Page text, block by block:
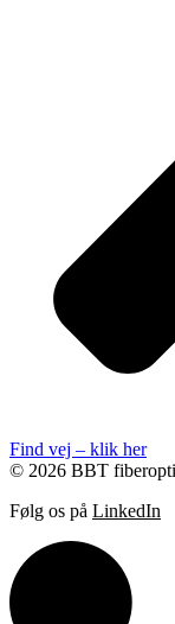
Find vej – klik her
© 2026 BBT
Følg os på LinkedIn